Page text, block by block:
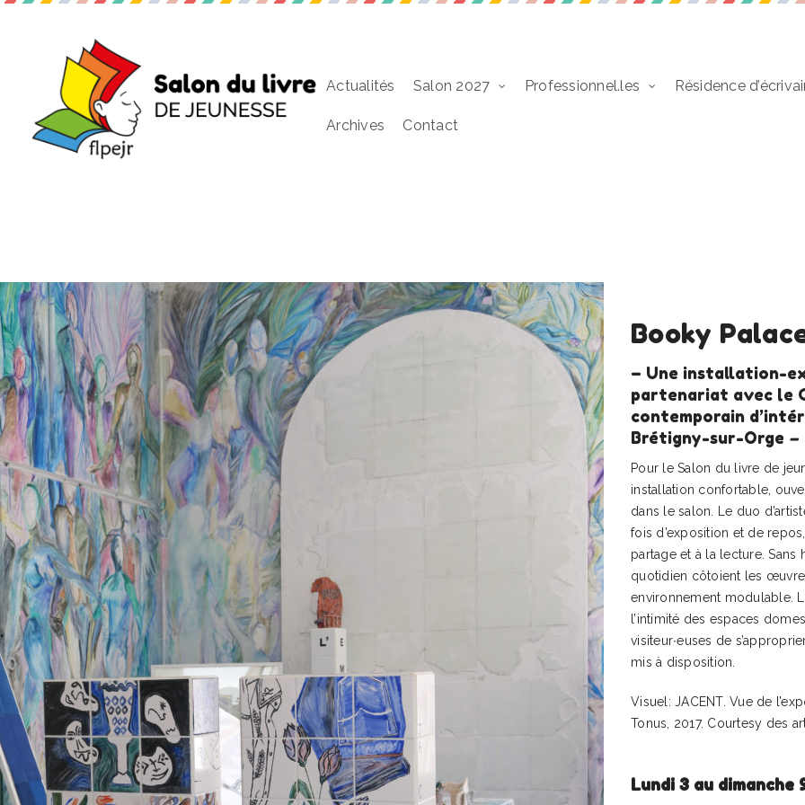
Actualités Salon 2027 Professionnel.les Résidence
Archives Contact
Booky
– Une installation-
partenariat avec le
contemporain
Brétigny-sur-Orge –
Pour le Salon du livre de
installation confortable,
dans le salon. Le duo
fois d’exposition et de
partage et à la lecture. Sans
quotidien côtoient les
environnement modulable.
l’intimité des espaces
visiteur∙euses de
mis à disposition.
Visuel: JACENT. Vue de
Tonus, 2017. Courtesy des
Lundi 3 au dimanche